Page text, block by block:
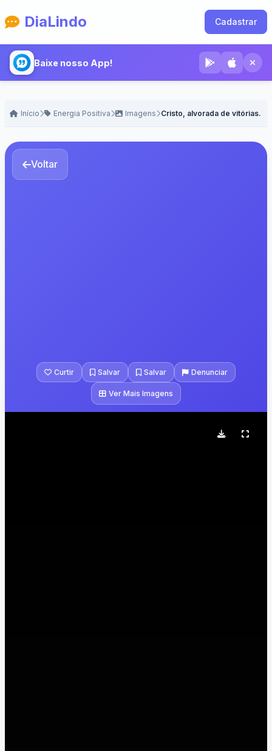
DiaLindo Cadastrar
Baixe nosso App!
Início Energia Positiva Imagens Cristo, alvorada de vitórias.
Voltar
Curtir Salvar Salvar Denunciar
Ver Mais Imagens